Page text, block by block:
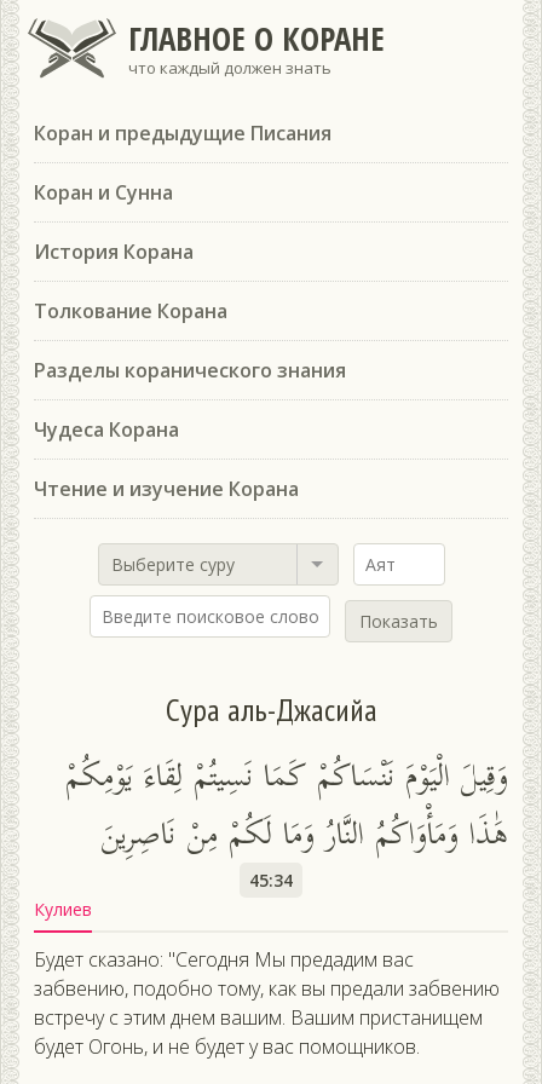
ГЛАВНОЕ О КОРАНЕ
что каждый должен знать
Коран и предыдущие Писания
Коран и Сунна
История Корана
Толкование Корана
Разделы коранического знания
Чудеса Корана
Чтение и изучение Корана
Выберите суру
Показать
Сура аль-Джасийа
وَقِيلَ الْيَوْمَ نَنْسَاكُمْ كَمَا نَسِيتُمْ لِقَاءَ يَوْمِكُمْ
هَٰذَا وَمَأْوَاكُمُ النَّارُ وَمَا لَكُمْ مِنْ نَاصِرِينَ
45:34
Кулиев
Будет сказано: "Сегодня Мы предадим вас
забвению, подобно тому, как вы предали забвению
встречу с этим днем вашим. Вашим пристанищем
будет Огонь, и не будет у вас помощников.